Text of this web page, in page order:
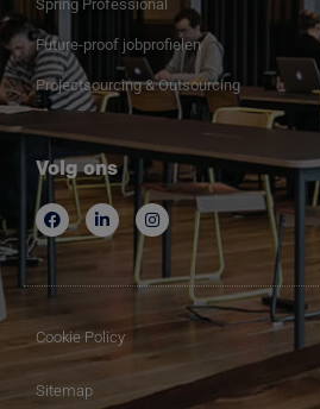
Spring Professional
Future-proof jobprofielen
Projectsourcing & Outsourcing
Volg ons
Cookie Policy
Sitemap